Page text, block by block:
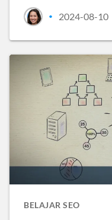
• 2024-08-10
BELAJAR SEO